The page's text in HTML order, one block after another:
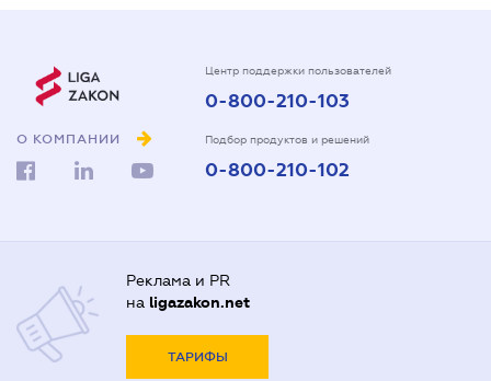
О КОМПАНИИ
Центр поддержки пользователей
0-800-210-103
Подбор продуктов и решений
0-800-210-102
Реклама и PR
на ligazakon.net
ТАРИФЫ